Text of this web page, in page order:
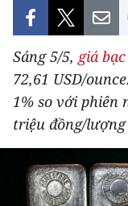
VĂN HÓA
XÃ HỘI
PHÁP LUẬT
THẾ GIỚI
Sáng 5/5, giá
72,61 USD/
1% so với phiên
triệu đồng/